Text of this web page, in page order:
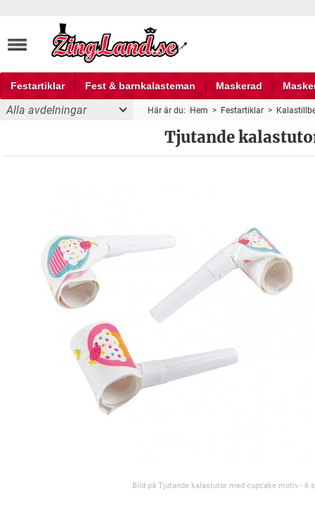
Festartiklar Fest & barnkalasteman Maskerad
Fest och partyprylar
Alla avdelningar Här är du: Hem > Festartiklar >
Tjutande
Bild på Tjutande kalastutor med cupcake motiv - 6